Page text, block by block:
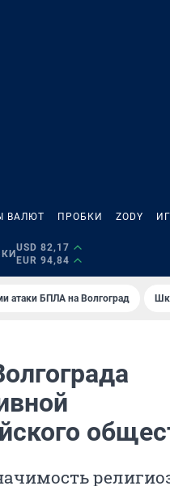
ВАЛЮТ ПРОБКИ ZODY
USD 82,17
EUR 94,84
атаки БПЛА на Волгоград